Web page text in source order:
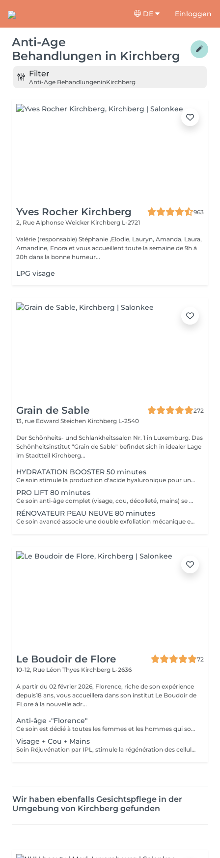
DE Einloggen
Anti-Age
Behandlungen in Kirchberg
Filter
Anti-Age BehandlungeninKirchberg
Yves Rocher Kirchberg
963
2, Rue Alphonse Weicker Kirchberg L-2721
Valérie (responsable) Stéphanie ,Elodie, Lauryn, Amanda, Laura,
Amandine, Enora et vous accueillent toute la semaine de 9h à
20h dans la bonne humeur...
LPG visage
Grain de Sable
272
13, rue Edward Steichen Kirchberg L-2540
Der Schönheits- und Schlankheitssalon Nr. 1 in Luxemburg. Das
Schönheitsinstitut "Grain de Sable" befindet sich in idealer Lage
im Stadtteil Kirchberg...
HYDRATATION BOOSTER 50 minutes
Ce soin stimule la production d'acide hyaluronique pour une hydratation intense, redonnant à la peau un aspect repulpé et lissé tout en la protégeant des agressions extérieures et du vieillissement cutané.
PRO LIFT 80 minutes
Ce soin anti-âge complet (visage, cou, décolleté, mains) se distingue par sa combinaison unique d'exfoliations, de stimulation cellulaire mécanique et de manoeuvres facialistes exclusives. Il uniformise et illumine le teint, tout en liftant et redessinant les contours du visage. En comblant visiblement les rides et en renforçant la fermeté de la peau, ce soin révèle un épiderme plus lisse, lifté et rajeuni.
RÉNOVATEUR PEAU NEUVE 80 minutes
Ce soin avancé associe une double exfoliation mécanique et chimique du visage et du cou, permettant un nettoyage en profondeur de l'épiderme. Il favorise l'élimination des toxines et stimule le renouvellement cellulaire pour retrouver une peau saine, uniforme et lumineuse.
Le Boudoir de Flore
72
10-12, Rue Léon Thyes Kirchberg L-2636
A partir du 02 février 2026, Florence, riche de son expérience
depuis18 ans, vous accueillera dans son institut Le Boudoir de
FLore à la nouvelle adr...
Anti-âge -"Florence"
Ce soin est dédié à toutes les femmes et les hommes qui souhaitent des résultats dès la première séance et surtout pour celles et ceux qui souffrent de leurs rides profondes. Riche de mes expériences professionnelles depuis plus de 12 ans en institut, j'ai décidé de créer mes propres protocoles de soin. Ce soin allie plusieurs techniques, dont la madérothérapie et la luminothérapie. A ces techniques j'applique tout au long du soin des concentrés de produits performants de marque médicale esthétique. Les résultats sont ainsi visibles dès la première séance.
Visage + Cou + Mains
Soin Réjuvénation par IPL, stimule la régénération des cellules de collagène et atténue les taches pigmentaires
Wir haben ebenfalls Gesichtspflege in der
Umgebung von Kirchberg gefunden